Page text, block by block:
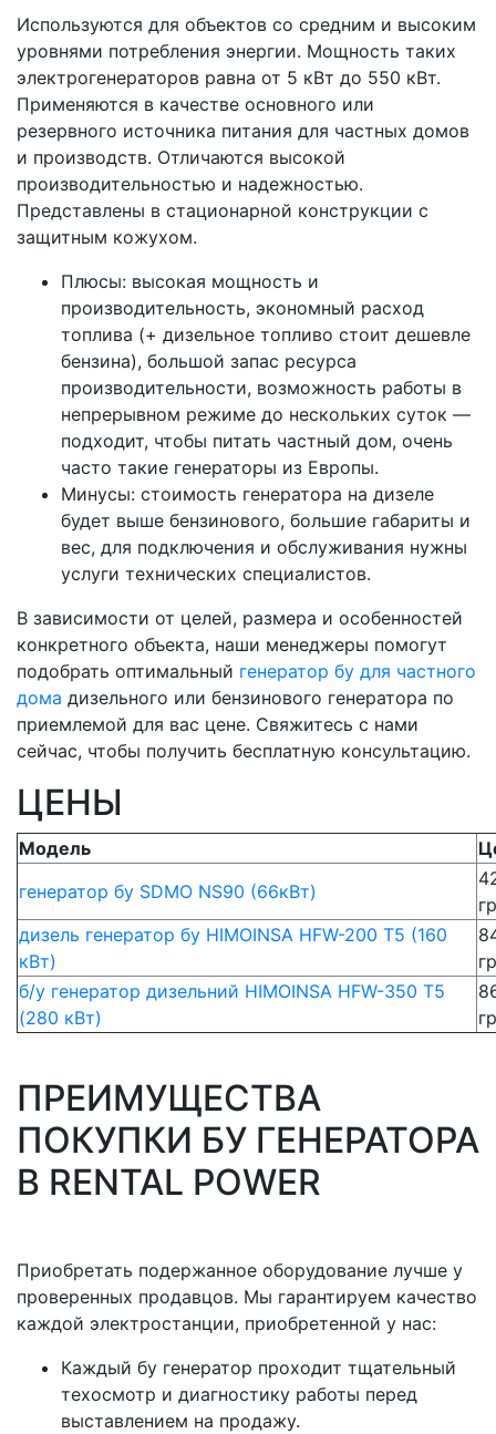
Используются для объектов со средним и высоким
уровнями потребления энергии. Мощность таких
электрогенераторов равна от 5 кВт до 550 кВт.
Применяются в качестве основного или
резервного источника питания для частных домов
и производств. Отличаются высокой
производительностью и надежностью.
Представлены в стационарной конструкции с
защитным кожухом.
Плюсы: высокая мощность и
производительность, экономный расход
топлива (+ дизельное топливо стоит дешевле
бензина), большой запас ресурса
производительности, возможность работы в
непрерывном режиме до нескольких суток —
подходит, чтобы питать частный дом, очень
часто такие генераторы из Европы.
Минусы: стоимость генератора на дизеле
будет выше бензинового, большие габариты и
вес, для подключения и обслуживания нужны
услуги технических специалистов.
В зависимости от целей, размера и особенностей
конкретного объекта, наши менеджеры помогут
подобрать оптимальный генератор бу для частного
дома дизельного или бензинового генератора по
приемлемой для вас цене. Свяжитесь с нами
сейчас, чтобы получить бесплатную консультацию.
ЦЕНЫ
Модель
генератор бу SDMO NS90 (66кВт)
дизель генератор бу HIMOINSA HFW-200 T5 (160
кВт)
б/у генератор дизельний HIMOINSA HFW-350 T5
(280 кВт)
ПРЕИМУЩЕСТВА
ПОКУПКИ БУ ГЕНЕРАТОРА
В RENTAL POWER
Приобретать подержанное оборудование лучше у
проверенных продавцов. Мы гарантируем качество
каждой электростанции, приобретенной у нас:
Каждый бу генератор проходит тщательный
техосмотр и диагностику работы перед
выставлением на продажу.